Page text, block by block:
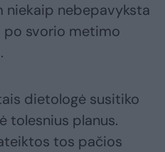
nebepavyksta
svorio metimo
dietologė susitiko
tolesnius planus.
tos pačios